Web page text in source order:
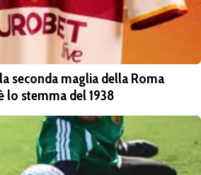
seconda maglia della Roma
lo stemma del 1938